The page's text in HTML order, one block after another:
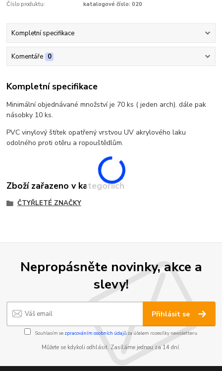
Číslo produktu: katalogové číslo: 020
Kompletní specifikace
Komentáře 0
Kompletní specifikace
Minimální objednávané množství je 70 ks ( jeden arch). dále pak
násobky 10 ks.
PVC vinylový štítek opatřený vrstvou UV akrylového laku
odolného proti otěru a ropouštědlům.
Zboží zařazeno v kategoriích
ČTYŘLETÉ ZNAČKY
Nepropásněte novinky, akce a
slevy!
Přihlásit se
Souhlasím se zpracováním osobních údajůza účelem rozesílky newsletteru.
Můžete se kdykoli odhlásit. Zasíláme jednou za 14 dní.